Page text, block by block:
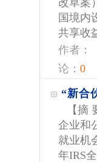
改草案
国境内
共享收
作者：
论： 0
“新合
【摘
企业和
就业机
年IRS